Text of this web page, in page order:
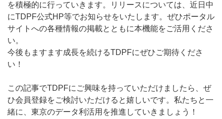
を積極的に行っていきます。リリースについては、近日中
にTDPF公式HP等でお知らせをいたします。ぜひポータル
サイトへの各種情報の掲載とともに本機能をご活用くださ
い。
今後もますます成長を続けるTDPFにぜひご期待くださ
い！
この記事でTDPFにご興味を持っていただけましたら、ぜ
ひ会員登録をご検討いただけると嬉しいです。私たちと一
緒に、東京のデータ利活用を推進していきましょう！